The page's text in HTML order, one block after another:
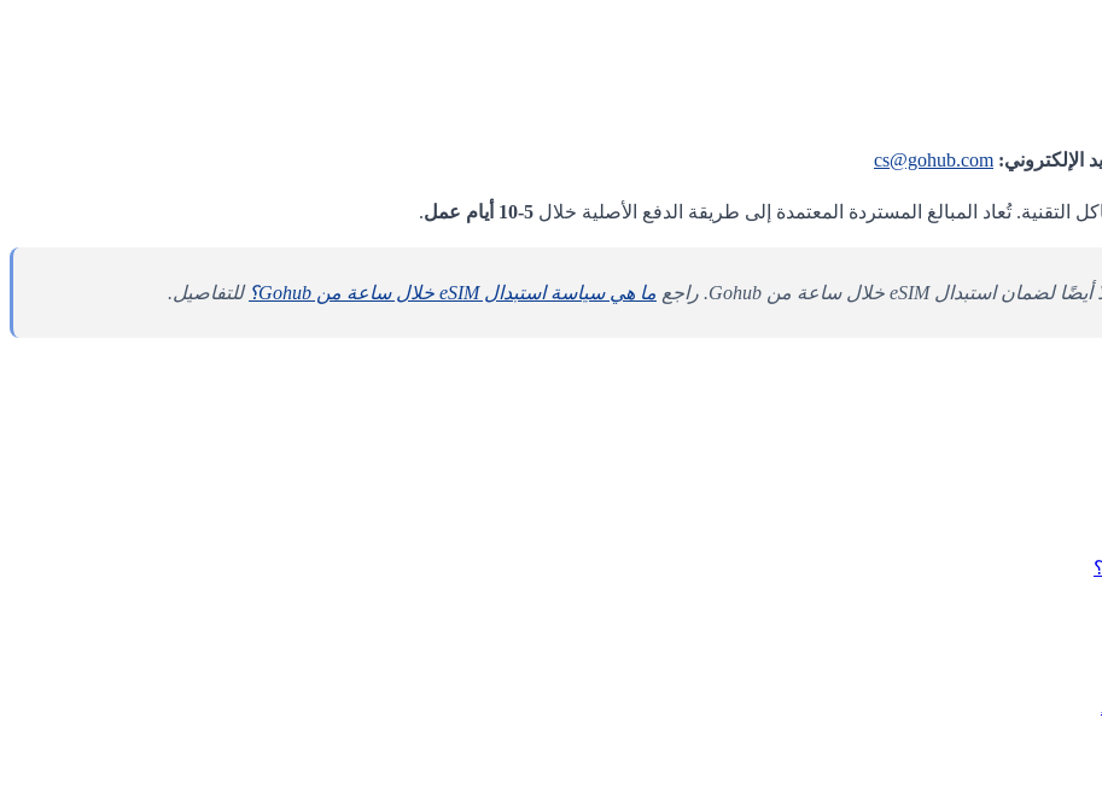
الإلكتروني: cs@gohub.com
تُعاد المبالغ المستردة المعتمدة إلى طريقة الدفع الأصلية خلال 5-10 أيام عمل .
ما هي سياسة استبدال eSIM خلال ساعة من Gohub؟ للتفاصيل.